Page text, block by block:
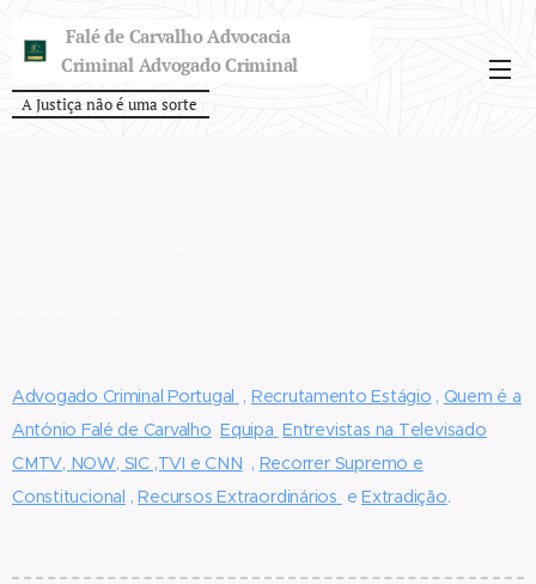
Falé de Carvalho Advocacia
Criminal Advogado Criminal
A Justiça não é uma sorte
Advogado Criminal Portugal , Recrutamento Estágio , Quem é a
António Falé de Carvalho Equipa Entrevistas na Televisado
CMTV, NOW, SIC ,TVI e CNN , Recorrer Supremo e
Constitucional ,Recursos Extraordinários e Extradição.